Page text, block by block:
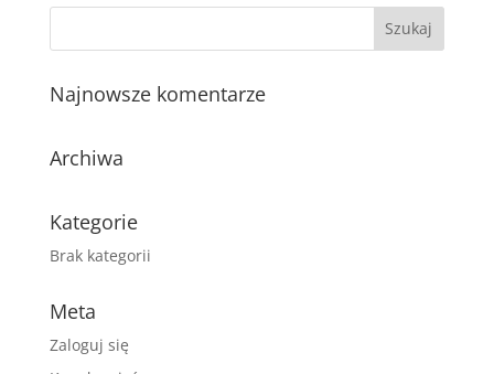
Najnowsze komentarze
Archiwa
Kategorie
Brak kategorii
Meta
Zaloguj się